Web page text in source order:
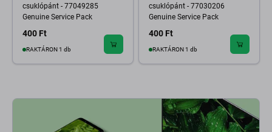
csuklópánt - 77049285
Genuine Service Pack
400 Ft
RAKTÁRON 1 db
csuklópánt - 77030206
Genuine Service Pack
400 Ft
RAKTÁRON 1 db